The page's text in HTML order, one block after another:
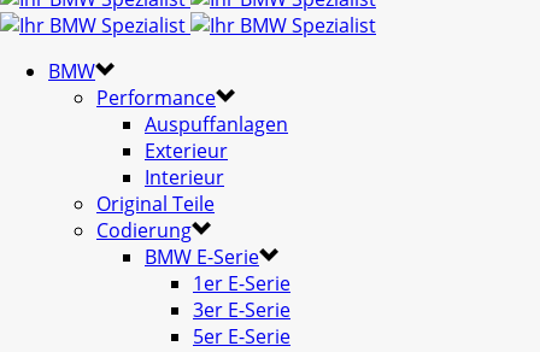
BMW
Performance
Auspuffanlagen
Exterieur
Interieur
Original Teile
Codierung
BMW E-Serie
1er E-Serie
3er E-Serie
5er E-Serie